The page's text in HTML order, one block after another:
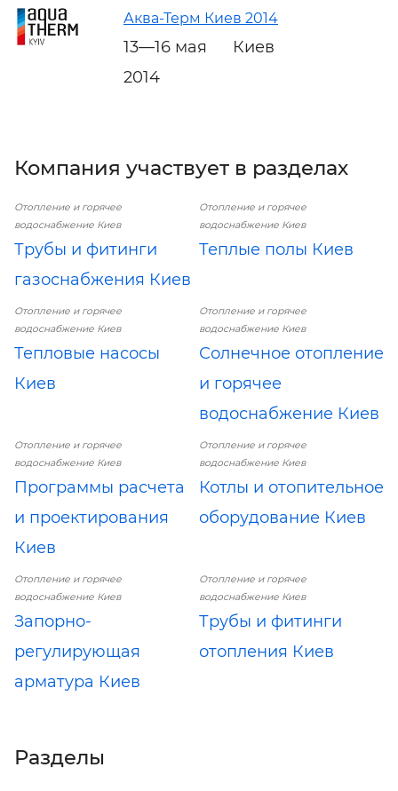
Аква-Терм Киев 2014
13—16 мая
2014
Киев
Компания участвует в разделах
Отопление и горячее
водоснабжение Киев
Трубы и фитинги
газоснабжения Киев
Отопление и горячее
водоснабжение Киев
Теплые полы Киев
Отопление и горячее
водоснабжение Киев
Тепловые насосы
Киев
Отопление и горячее
водоснабжение Киев
Солнечное отопление
и горячее
водоснабжение Киев
Отопление и горячее
водоснабжение Киев
Программы расчета
и проектирования
Киев
Отопление и горячее
водоснабжение Киев
Котлы и отопительное
оборудование Киев
Отопление и горячее
водоснабжение Киев
Запорно-
регулирующая
арматура Киев
Отопление и горячее
водоснабжение Киев
Трубы и фитинги
отопления Киев
Разделы